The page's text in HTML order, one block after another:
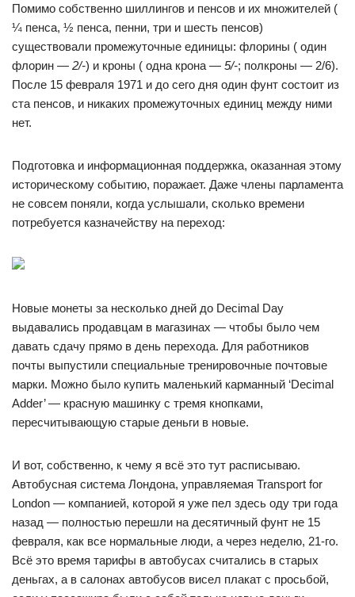
Помимо собственно шиллингов и пенсов и их множителей (
¼ пенса, ½ пенса, пенни, три и шесть пенсов)
существовали промежуточные единицы: флорины ( один
флорин — 2/-) и кроны ( одна крона — 5/-; полкроны — 2/6).
После 15 февраля 1971 и до сего дня один фунт состоит из
ста пенсов, и никаких промежуточных единиц между ними
нет.
Подготовка и информационная поддержка, оказанная этому
историческому событию, поражает. Даже члены парламента
не совсем поняли, когда услышали, сколько времени
потребуется казначейству на переход:
Новые монеты за несколько дней до Decimal Day
выдавались продавцам в магазинах — чтобы было чем
давать сдачу прямо в день перехода. Для работников
почты выпустили специальные тренировочные почтовые
марки. Можно было купить маленький карманный ‘Decimal
Adder’ — красную машинку с тремя кнопками,
пересчитывающую старые деньги в новые.
И вот, собственно, к чему я всё это тут расписываю.
Автобусная система Лондона, управляемая Transport for
London — компанией, которой я уже пел здесь оду три года
назад — полностью перешли на десятичный фунт не 15
февраля, как все нормальные люди, а через неделю, 21-го.
Всё это время тарифы в автобусах считались в старых
деньгах, а в салонах автобусов висел плакат с просьбой,